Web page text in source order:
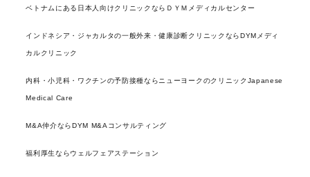
ベトナムにある日本人向けクリニックならＤＹＭメディカルセンター
インドネシア・ジャカルタの一般外来・健康診断クリニックならDYMメディ
カルクリニック
内科・小児科・ワクチンの予防接種ならニューヨークのクリニックJapanese
Medical Care
M&A仲介ならDYM M&Aコンサルティング
福利厚生ならウェルフェアステーション